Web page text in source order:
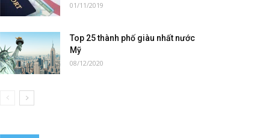
01/11/2019
Top 25 thành phố giàu nhất nước
Mỹ
08/12/2020